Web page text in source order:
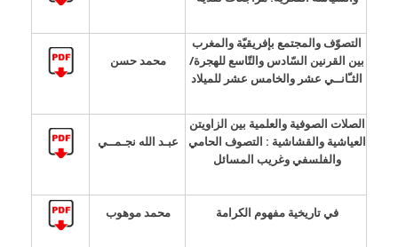
محمد حسن
التصوّف والمجتمع بإفريقيّة والمغرب
بين القرنين السّادس والتّاسع للهجرة/
الثـّانــي عشر والخامس عشر للميلاد
عبـد الله نجـمــي
الصلات الصوفية والعلمية بين الزاويتن
العياشية والقشاشية : التصوف الحامي
والفلسفي وغريب المسائل
محمد موهوب في تاريخية مفهوم الكرامة